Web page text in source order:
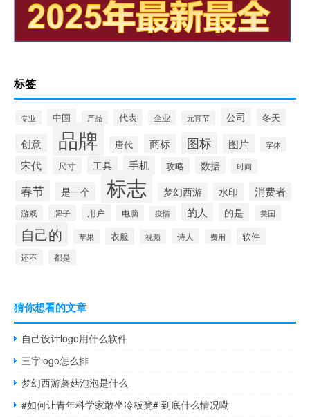
标签
专业 中国 产品 代表 企业 元宵节 公司 冬天
创意 品牌 唐代 商标 图标 图片 字体
宋代 尺寸 工具 手机 攻略 数据 时间
春节 是一个 标志 梦幻西游 水印 消费者
游戏 牌子 用户 电脑 疫情 的人 的是 美国
自己的 苹果 衣服 视频 诗人 费用 软件
还不 都是
猜你想看的文章
自己设计logo用什么软件
三字logo怎么排
梦幻西游蘑菇泡泡是什么
#如何让青年科学家敢坐冷板凳# 到底什么情况嘞